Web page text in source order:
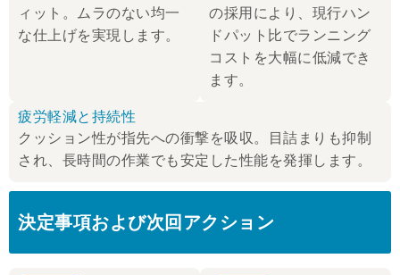
ィット。ムラのない均一
な仕上げを実現します。
の採用により、現行ハン
ドパット比でランニング
コストを大幅に低減でき
ます。
疲労軽減と持続性
クッション性が指先への衝撃を吸収。目詰まりも抑制
され、長時間の作業でも安定した性能を発揮します。
決定事項および次回アクション